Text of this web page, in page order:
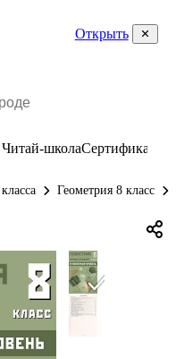
Открыть
Читай-школаСертификаты
Геометрия 8 класс